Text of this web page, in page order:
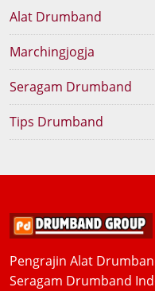
Alat Drumband
Marchingjogja
Seragam Drumband
Tips Drumband
Pengrajin Alat
Seragam Drumband